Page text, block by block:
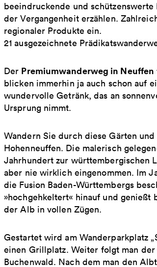
beeindruckende und
der Vergangenheit erzählen.
regionaler Produkte ein.
21 ausgezeichnete
Der Premiumwanderweg in Neuffen
blicken immerhin ja auch schon auf
wundervolle Getränk, das an
Ursprung nimmt.
Wandern Sie durch diese Gärten
Hohenneuffen. Die malerisch
Jahrhundert zur württembergischen
aber nie wirklich eingenommen. Im
die Fusion Baden-Württembergs
»hochgehkeltert« hinauf und
der Alb in vollen Zügen.
Gestartet wird am Wanderparkplatz
einen Grillplatz. Weiter folgt man
Buchenwald. Nach dem man den